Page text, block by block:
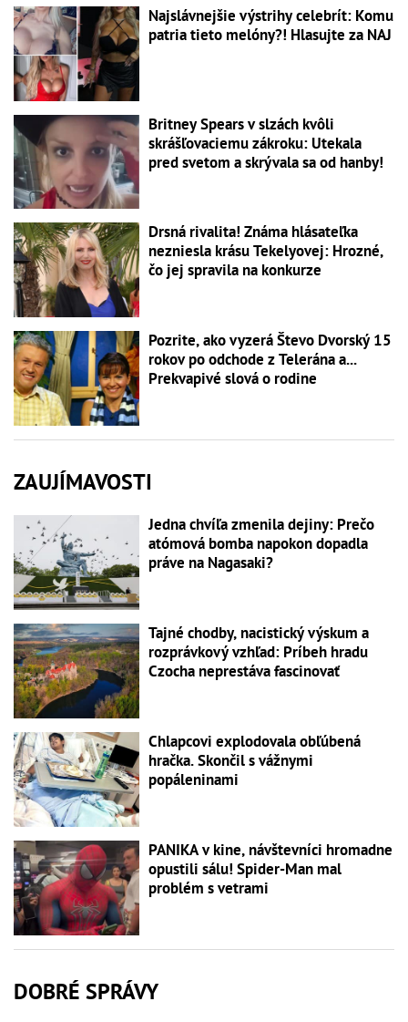
Najslávnejšie výstrihy celebrít: Komu
patria tieto melóny?! Hlasujte za NAJ
Britney Spears v slzách kvôli
skrášľovaciemu zákroku: Utekala
pred svetom a skrývala sa od hanby!
Drsná rivalita! Známa hlásateľka
nezniesla krásu Tekelyovej: Hrozné,
čo jej spravila na konkurze
Pozrite, ako vyzerá Števo Dvorský 15
rokov po odchode z Telerána a...
Prekvapivé slová o rodine
ZAUJÍMAVOSTI
Jedna chvíľa zmenila dejiny: Prečo
atómová bomba napokon dopadla
práve na Nagasaki?
Tajné chodby, nacistický výskum a
rozprávkový vzhľad: Príbeh hradu
Czocha neprestáva fascinovať
Chlapcovi explodovala obľúbená
hračka. Skončil s vážnymi
popáleninami
PANIKA v kine, návštevníci hromadne
opustili sálu! Spider-Man mal
problém s vetrami
DOBRÉ SPRÁVY